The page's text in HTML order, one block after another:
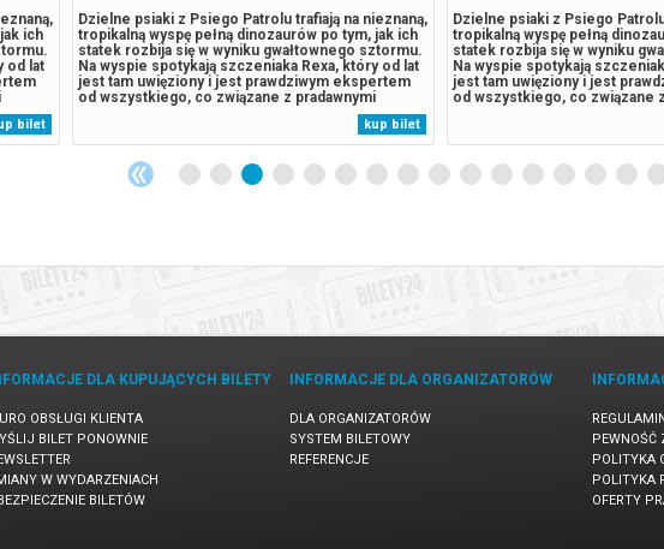
ich
od lat
bilet
Dzielne psiaki z Psiego Patrolu trafiają na nieznaną,
tropikalną wyspę pełną dinozaurów po tym, jak ich
statek rozbija się w wyniku gwałtownego sztormu.
Na wyspie spotykają szczeniaka Rexa, który od lat
jest tam uwięziony i jest prawdziwym ekspertem
od wszystkiego, co związane z pradawnymi
gadami. Sytuacja wymyka się spod kontroli, gdy
odwieczny rywal piesków, burmistrz Humdinger,
zaczyna pozyskiwać...
kup bilet
Dzielne psiaki z Psiego
tropikalną wyspę pełną
statek rozbija się w wyniku
Na wyspie spotykają
jest tam uwięziony i jest
od wszystkiego, co związane
gadami. Sytuacja wymyka się
odwieczny rywal piesków,
zaczyna pozyskiwać...
DLA KUPUJĄCYCH BILETY
OBSŁUGI KLIENTA
BILET PONOWNIE
W WYDARZENIACH
BILETÓW
INFORMACJE DLA ORGANIZATORÓW
DLA ORGANIZATORÓW
SYSTEM BILETOWY
REFERENCJE
PEWNOŚĆ
POLITYKA
POLITYKA
OFERTY